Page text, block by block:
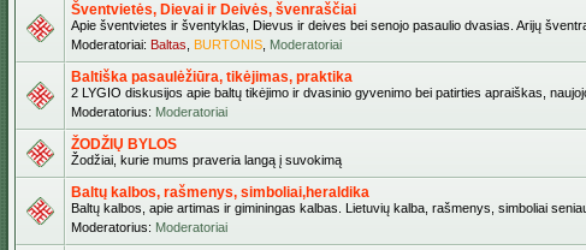
Šventvietės, Dievai ir Deivės, švenraščiai
Apie šventvietes ir šventyklas, Dievus ir deives bei senojo pasaulio dvasias. Arijų
Moderatoriai: Baltas BURTONIS Moderatoriai
Baltiška pasaulėžiūra, tikėjimas, praktika
2 LYGIO diskusijos apie baltų tikėjimo ir dvasinio gyvenimo bei patirties apraiškas,
Moderatorius: Moderatoriai
ŽODŽIŲ BYLOS
Žodžiai, kurie mums praveria langą į suvokimą
Baltų kalbos, rašmenys, simboliai,heraldika
Baltų kalbos, apie artimas ir giminingas kalbas. Lietuvių kalba, rašmenys, simboliai
Moderatorius: Moderatoriai